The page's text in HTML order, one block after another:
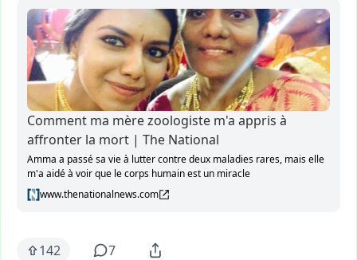
Comment ma mère zoologiste m'a appris à
affronter la mort | The National
Amma a passé sa vie à lutter contre deux maladies rares, mais elle
m'a aidé à voir que le corps humain est un miracle
www.thenationalnews.com
142 7